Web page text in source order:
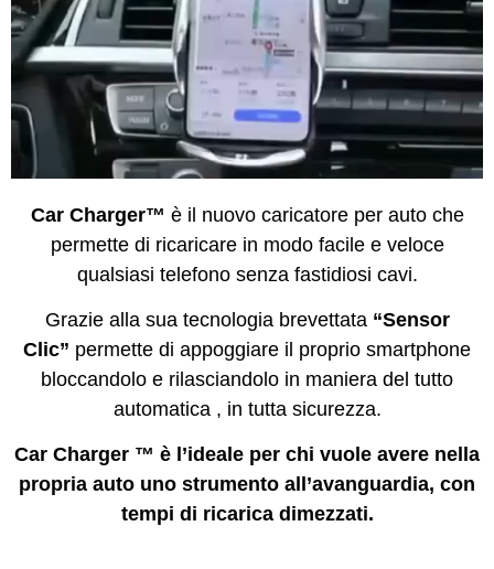
Car Charger™ è il nuovo caricatore per auto che
permette di ricaricare in modo facile e veloce
qualsiasi telefono senza fastidiosi cavi.
Grazie alla sua tecnologia brevettata “Sensor
Clic” permette di appoggiare il proprio smartphone
bloccandolo e rilasciandolo in maniera del tutto
automatica , in tutta sicurezza.
Car Charger ™ è l’ideale per chi vuole avere nella
propria auto uno strumento all’avanguardia, con
tempi di ricarica dimezzati.